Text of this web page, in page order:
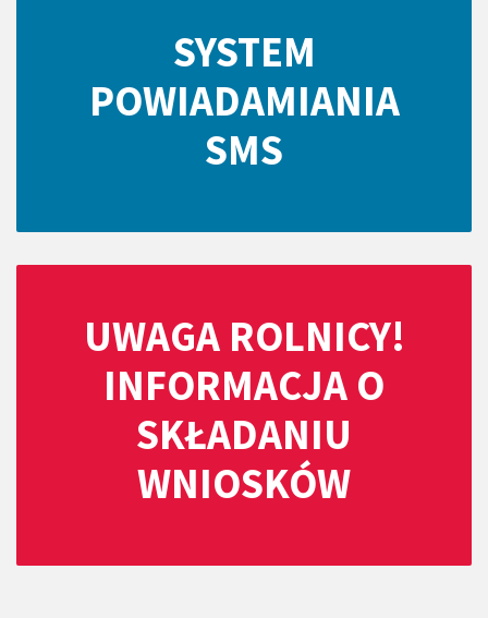
SYSTEM
POWIADAMIANIA
SMS
UWAGA ROLNICY!
INFORMACJA O
SKŁADANIU
WNIOSKÓW